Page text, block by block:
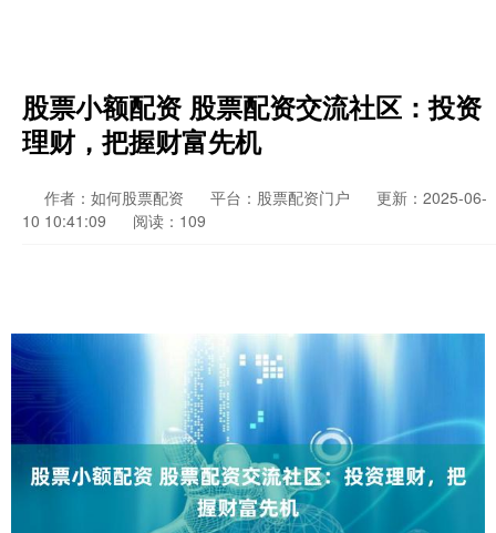
股票小额配资 股票配资交流社区：投资
理财，把握财富先机
作者：如何股票配资 平台：股票配资门户
更新：2025-06-
10 10:41:09
阅读：109